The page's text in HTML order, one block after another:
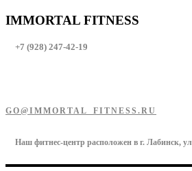
IMMORTAL FITNESS
+7 (928) 247-42-19
GO@IMMORTAL_FITNESS.RU
Наш фитнес-центр расположен в г. Лабинск,